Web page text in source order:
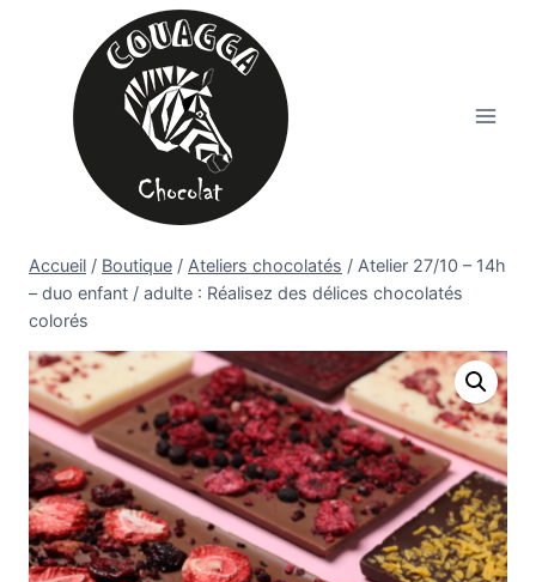
Accueil / Boutique / Ateliers chocolatés / Atelier 27/10 – 14h
– duo enfant / adulte : Réalisez des délices chocolatés
colorés